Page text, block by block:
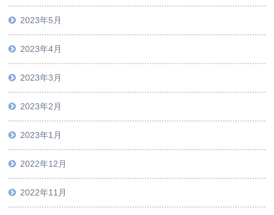
2023年5月
2023年4月
2023年3月
2023年2月
2023年1月
2022年12月
2022年11月